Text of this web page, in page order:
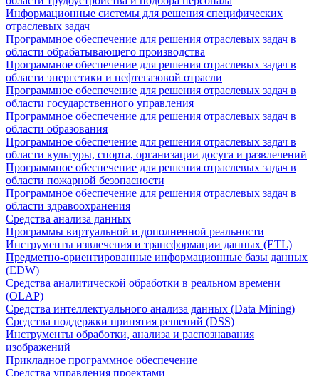
Информационные системы для решения специфических
отраслевых задач
Программное обеспечение для решения отраслевых задач в
области обрабатывающего производства
Программное обеспечение для решения отраслевых задач в
области энергетики и нефтегазовой отрасли
Программное обеспечение для решения отраслевых задач в
области государственного управления
Программное обеспечение для решения отраслевых задач в
области образования
Программное обеспечение для решения отраслевых задач в
области культуры, спорта, организации досуга и развлечений
Программное обеспечение для решения отраслевых задач в
области пожарной безопасности
Программное обеспечение для решения отраслевых задач в
области здравоохранения
Средства анализа данных
Программы виртуальной и дополненной реальности
Инструменты извлечения и трансформации данных (ETL)
Предметно-ориентированные информационные базы данных
(EDW)
Средства аналитической обработки в реальном времени
(OLAP)
Средства интеллектуального анализа данных (Data Mining)
Средства поддержки принятия решений (DSS)
Инструменты обработки, анализа и распознавания
изображений
Прикладное программное обеспечение
Средства управления проектами